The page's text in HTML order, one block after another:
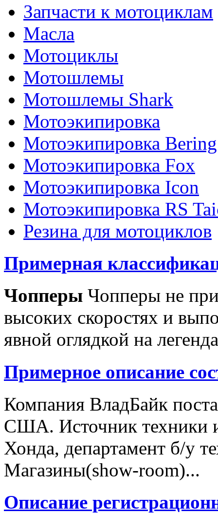
Запчасти к мотоциклам
Масла
Мотоциклы
Мотошлемы
Мотошлемы Shark
Мотоэкипировка
Мотоэкипировка Bering
Мотоэкипировка Fox
Мотоэкипировка Icon
Мотоэкипировка RS
Резина для мотоциклов
Примерная
Чопперы Чопперы не
высоких скоростях и
явной оглядкой на
Примерное описание
Компания ВладБайк
США. Источник техники
Хонда, департамент б/у
Магазины(show-room)...
Описание